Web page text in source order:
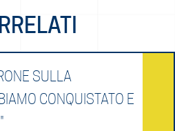
SULLA
CONQUISTATO E